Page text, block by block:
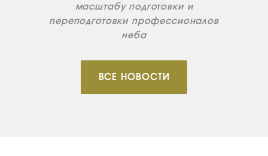
масштабу подготовки и
переподготовки профессионалов
неба
ВСЕ НОВОСТИ